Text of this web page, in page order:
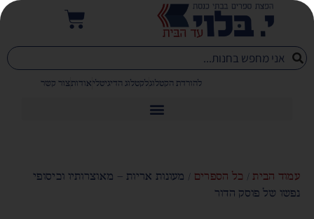
להורדת הקטלוגלקטלוג הדיגיטליאודותצור קשר
עמוד הבית/ כל הספרים / מעונות אריות – מאוצרותיו וכיסופי
נפשו של פוסק הדור